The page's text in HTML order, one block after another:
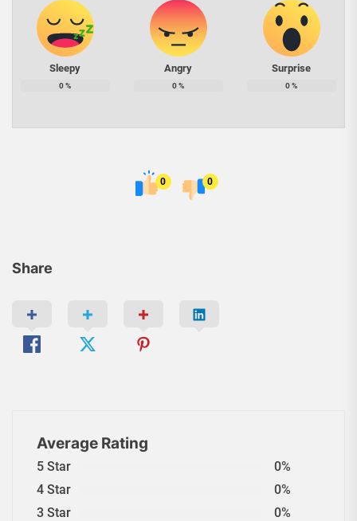
Share
Sleepy
0%
Angry
0%
Surprise
0%
0 0
Average Rating
5 Star
0%
4 Star
0%
3 Star
0%